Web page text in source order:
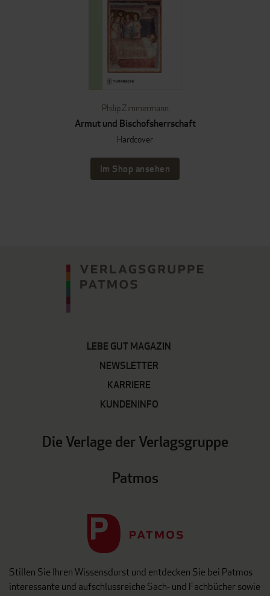
Philip Zimmermann
Armut und Bischofsherrschaft
Hardcover
Im Shop ansehen
LEBE GUT MAGAZIN
NEWSLETTER
KARRIERE
KUNDENINFO
Die Verlage der Verlagsgruppe
Patmos
Stillen Sie Ihren Wissensdurst und entdecken Sie bei Patmos
interessante und aufschlussreiche Sach- und Fachbücher sowie